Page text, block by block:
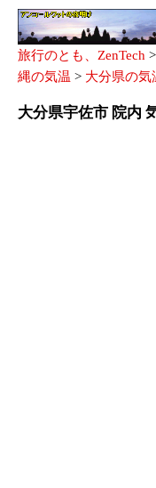
旅行のとも、ZenTech >
縄の気温 > 大分県の気
大分県宇佐市 院内